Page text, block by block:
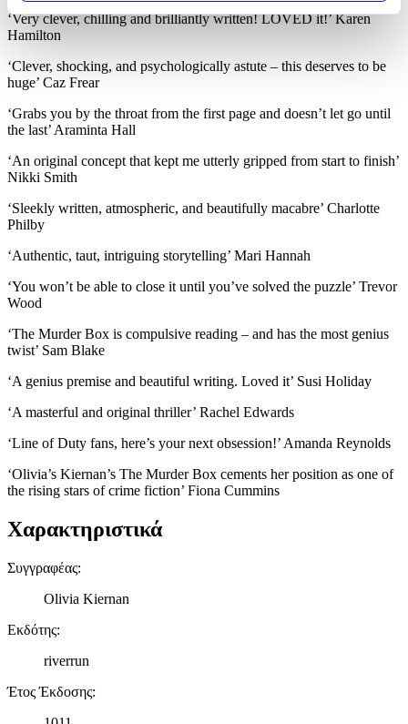
προσωπικών σας δεδομένων και καθορίστε τις προτιμήσεις σας
στηνενότητα “Λεπτομέρειες”
Δήλωση Cookies.
Χρησιμοποιούμε cookies ώστε η τοποθεσία μας να λειτουργεί
σωστά, να εξατομικεύουμε περιεχόμενο και διαφημίσεις, να
αναλύουμε την κυκλοφορία μας. Εμείς και οι 1022 συνεργάτες
μας επεξεργαζόμαστε προσωπικά σας δεδομένα, π.χ. τη
διεύθυνση IP σας, χρησιμοποιώντας τεχνολογία όπως cookies
για να αποθηκεύουμε και να έχουμε πρόσβαση σε πληροφορίες
διαφημίσεων και περιεχομένου, τις μετρήσεις σχετικά με
μας και την ανάπτυξη προϊόντων. Επίσης, κοινοποιούμε
πληροφορίες σχετικά με την από μέρους σας χρήση της
τοποθεσίας μας στους συνεργάτες μέσων κοινωνικής
δικτύωσης, διαφημίσεων και ανάλυσης.
‘Very clever, chilling and brilliantly written! LOVED it!’ Karen
Hamilton
‘Clever, shocking, and psychologically astute – this deserves to be
huge’ Caz Frear
‘Grabs you by the throat from the first page and doesn’t let go until
the last’ Araminta Hall
‘An original concept that kept me utterly gripped from start to finish’
Nikki Smith
‘Sleekly written, atmospheric, and beautifully macabre’ Charlotte
Philby
‘Authentic, taut, intriguing storytelling’ Mari Hannah
‘You won’t be able to close it until you’ve solved the puzzle’ Trevor
Wood
‘The Murder Box is compulsive reading – and has the most genius
twist’ Sam Blake
‘A genius premise and beautiful writing. Loved it’ Susi Holiday
‘A masterful and original thriller’ Rachel Edwards
‘Line of Duty fans, here’s your next obsession!’ Amanda Reynolds
‘Olivia’s Kiernan’s The Murder Box cements her position as one of
the rising stars of crime fiction’ Fiona Cummins
Χαρακτηριστικά
Συγγραφέας:
Olivia Kiernan
Εκδότης:
riverrun
Έτος Έκδοσης: